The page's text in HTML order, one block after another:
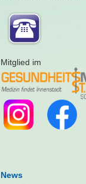
Mitglied im
News